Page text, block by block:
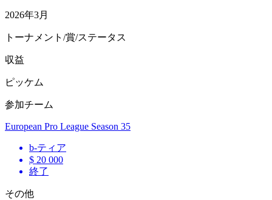
2026年3月
トーナメント/賞/ステータス
収益
ピッケム
参加チーム
European Pro League Season 35
b-ティア
$ 20 000
終了
その他